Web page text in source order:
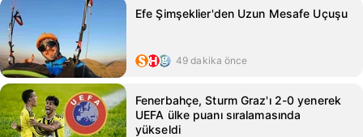
Efe Şimşeklier'den Uzun Mesafe Uçuşu
49 dakika önce
Fenerbahçe, Sturm Graz'ı 2-0 yenerek
UEFA ülke puanı sıralamasında
yükseldi